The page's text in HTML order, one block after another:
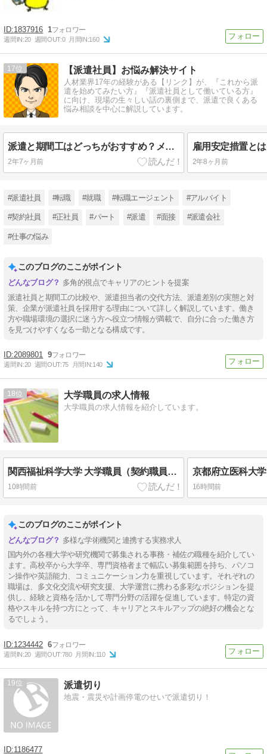
1837916 1
週間IN:20 週間OUT:0 月間IN:160
17 【派遣社員】お悩み解決サイト
人材業界17年の経験がある【リンク】が、『これから派
遣を始めてみたい方』『派遣社員として働いている方』
に向け、現場の生々しい話の裏側まで、派遣で良くある
悩み相談を中心に解説しています。
派遣と期間工はどっちがおすすめ？メリット・デメリットも分かりやすく解説
2年7ヶ月前 2年8ヶ月前
#派遣社員 #転職 #就職 #転職エージェント #アルバイト
#契約社員 #正社員 #パート #派遣 #面接 #派遣会社
#仕事の悩み
このブログのここがポイント
多角的視点でキャリアのヒントを提案
派遣社員と期間工の比較や、派遣担当者の交代方法、派遣差別の実態と対
策、企業が派遣社員を採用する理由について詳しく解説しています。働き
方や職場環境の選択に迷う方へ役立つ情報が満載で、自分に合った働き方
を見つけやすくなる一助となる構成です。
2089801 9
週間IN:20 週間OUT:75 月間IN:140
18 大学職員の求人情報
大学職員の求人情報を紹介しています。
関西福祉科学大学 大学職員（契約職員）を募集
10時間前 16時間前
このブログのここがポイント
多様な学術機関と連携する実務求人
国内外の各種大学や研究機関で募集される事務・補佐の職種を紹介してい
ます。高校卒から大学卒、専門資格者まで幅広い募集範囲を持ち、パソコ
ン操作や英語能力、コミュニケーション力を重視しています。それぞれの
職場は、多文化交流や研究支援、大学運営に携わる多彩なポジションを提
供し、経験と資格を活かして専門分野の活躍を促進しています。特定の資
格やスキルを持つ方にとって、キャリアとスキルアップの絶好の機会とな
るでしょう。
1234442 6
週間IN:20 週間OUT:780 月間IN:110
19 派遣切り
地震・震災や計画停電のせいで派遣切り！
1186477